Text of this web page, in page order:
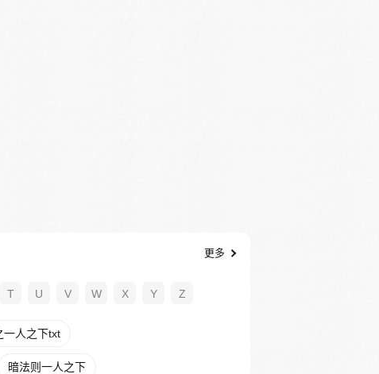
更多
T U V W X Y Z
一人之下txt
暗法则一人之下